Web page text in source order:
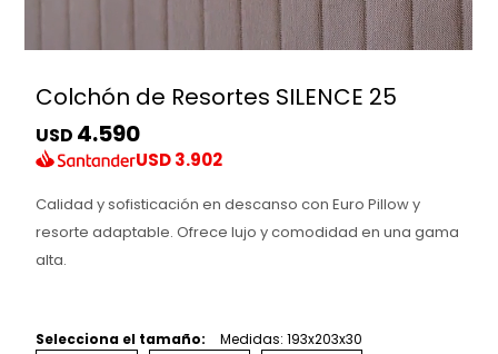
Colchón de Resortes SILENCE 25
USD 4.590
USD3.902
Calidad y sofisticación en descanso con Euro Pillow y
resorte adaptable. Ofrece lujo y comodidad en una gama
alta.
Selecciona el tamaño:
Medidas: 193x203x30